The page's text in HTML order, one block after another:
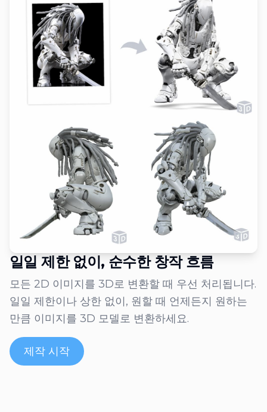
일일 제한 없이, 순수한 창작 흐름
모든 2D 이미지를 3D로 변환할 때 우선 처리됩니다.
일일 제한이나 상한 없이, 원할 때 언제든지 원하는
만큼 이미지를 3D 모델로 변환하세요.
제작 시작